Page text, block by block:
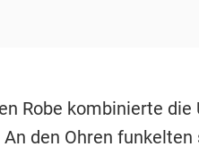
Robe kombinierte die
den Ohren funkelten